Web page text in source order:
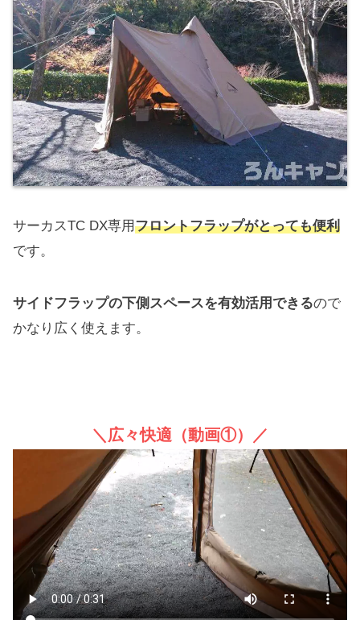
サーカスTC DX専用フロントフラップがとっても便利
です。
サイドフラップの下側スペースを有効活用できるので
かなり広く使えます。
＼広々快適（動画①）／